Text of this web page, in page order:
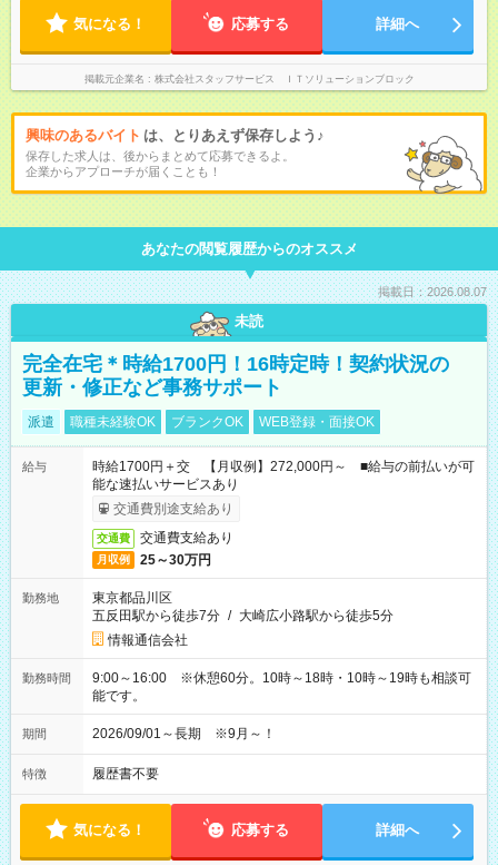
気になる！ 応募する 詳細へ
掲載元企業名 株式会社スタッフサービス ＩＴソリューションブロック
興味のあるバイト は、とりあえず保存しよう♪
保存した求人は、後からまとめて応募できるよ。
企業からアプローチが届くことも！
あなたの閲覧履歴からのオススメ
掲載日：2026.08.07
未読
完全在宅＊時給1700円！16時定時！契約状況の
更新・修正など事務サポート
派遣 職種未経験OK ブランクOK WEB登録・面接OK
給与
時給1700円＋交 【月収例】272,000円～ ■給与の前払いが可
能な速払いサービスあり
交通費別途支給あり
交通費 交通費支給あり
月収例 25～30万円
勤務地
東京都品川区
五反田駅から徒歩7分 / 大崎広小路駅から徒歩5分
情報通信会社
勤務時間
9:00～16:00 ※休憩60分。10時～18時・10時～19時も相談可
能です。
期間 2026/09/01～長期 ※9月～！
特徴 履歴書不要
気になる！ 応募する 詳細へ